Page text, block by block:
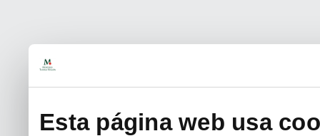
Esta página web usa